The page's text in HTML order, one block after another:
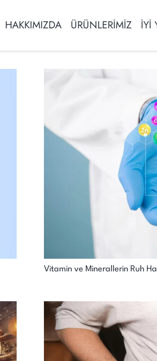
HAKKIMIZDA ÜRÜNLERİMİZ İYİ
Vitamin ve Minerallerin Ruh